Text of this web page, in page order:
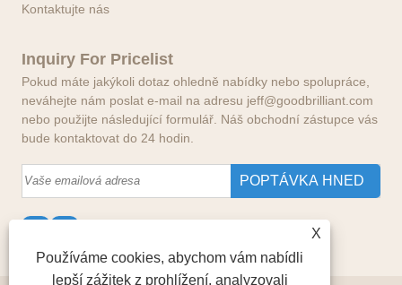
Kontaktujte nás
Inquiry For Pricelist
Pokud máte jakýkoli dotaz ohledně nabídky nebo spolupráce,
neváhejte nám poslat e-mail na adresu jeff@goodbrilliant.com
nebo použijte následující formulář. Náš obchodní zástupce vás
bude kontaktovat do 24 hodin.
X
Používáme cookies, abychom vám nabídli
lepší zážitek z prohlížení, analyzovali